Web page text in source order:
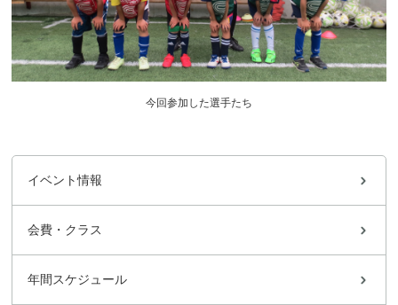
今回参加した選手たち
イベント情報
会費・クラス
年間スケジュール